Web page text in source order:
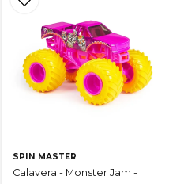
SPIN MASTER
Calavera - Monster Jam -